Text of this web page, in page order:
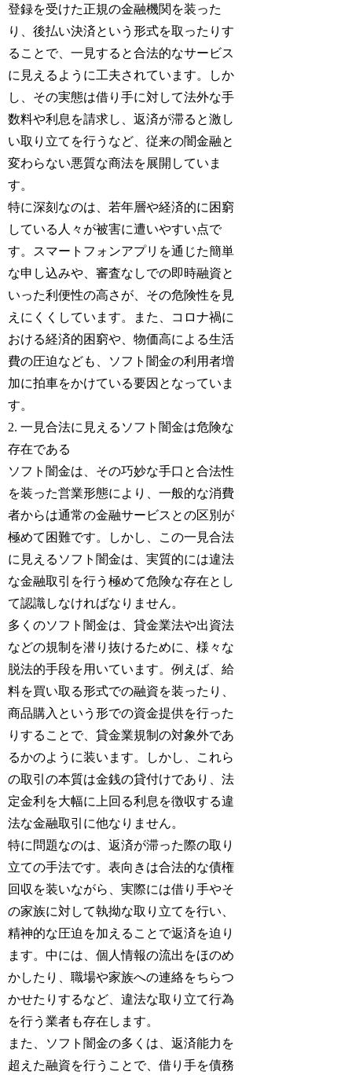
登録を受けた正規の金融機関を装った
り、後払い決済という形式を取ったりす
ることで、一見すると合法的なサービス
に見えるように工夫されています。しか
し、その実態は借り手に対して法外な手
数料や利息を請求し、返済が滞ると激し
い取り立てを行うなど、従来の闇金融と
変わらない悪質な商法を展開していま
す。
特に深刻なのは、若年層や経済的に困窮
している人々が被害に遭いやすい点で
す。スマートフォンアプリを通じた簡単
な申し込みや、審査なしでの即時融資と
いった利便性の高さが、その危険性を見
えにくくしています。また、コロナ禍に
おける経済的困窮や、物価高による生活
費の圧迫なども、ソフト闇金の利用者増
加に拍車をかけている要因となっていま
す。
2. 一見合法に見えるソフト闇金は危険な
存在である
ソフト闇金は、その巧妙な手口と合法性
を装った営業形態により、一般的な消費
者からは通常の金融サービスとの区別が
極めて困難です。しかし、この一見合法
に見えるソフト闇金は、実質的には違法
な金融取引を行う極めて危険な存在とし
て認識しなければなりません。
多くのソフト闇金は、貸金業法や出資法
などの規制を潜り抜けるために、様々な
脱法的手段を用いています。例えば、給
料を買い取る形式での融資を装ったり、
商品購入という形での資金提供を行った
りすることで、貸金業規制の対象外であ
るかのように装います。しかし、これら
の取引の本質は金銭の貸付けであり、法
定金利を大幅に上回る利息を徴収する違
法な金融取引に他なりません。
特に問題なのは、返済が滞った際の取り
立ての手法です。表向きは合法的な債権
回収を装いながら、実際には借り手やそ
の家族に対して執拗な取り立てを行い、
精神的な圧迫を加えることで返済を迫り
ます。中には、個人情報の流出をほのめ
かしたり、職場や家族への連絡をちらつ
かせたりするなど、違法な取り立て行為
を行う業者も存在します。
また、ソフト闇金の多くは、返済能力を
超えた融資を行うことで、借り手を債務